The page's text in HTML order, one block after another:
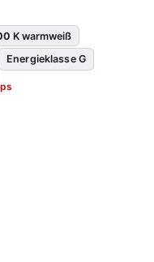
K warmweiß
Energieklasse G